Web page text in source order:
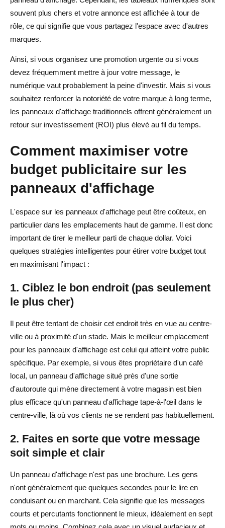
souvent plus chers et votre annonce est affichée à tour de
rôle, ce qui signifie que vous partagez l'espace avec d'autres
marques.
Ainsi, si vous organisez une promotion urgente ou si vous
devez fréquemment mettre à jour votre message, le
numérique vaut probablement la peine d'investir. Mais si vous
souhaitez renforcer la notoriété de votre marque à long terme,
les panneaux d'affichage traditionnels offrent généralement un
retour sur investissement (ROI) plus élevé au fil du temps.
Comment maximiser votre
budget publicitaire sur les
panneaux d'affichage
L'espace sur les panneaux d'affichage peut être coûteux, en
particulier dans les emplacements haut de gamme. Il est donc
important de tirer le meilleur parti de chaque dollar. Voici
quelques stratégies intelligentes pour étirer votre budget tout
en maximisant l'impact :
1. Ciblez le bon endroit (pas seulement
le plus cher)
Il peut être tentant de choisir cet endroit très en vue au centre-
ville ou à proximité d'un stade. Mais le meilleur emplacement
pour les panneaux d'affichage est celui qui atteint votre public
spécifique. Par exemple, si vous êtes propriétaire d'un café
local, un panneau d'affichage situé près d'une sortie
d'autoroute qui mène directement à votre magasin est bien
plus efficace qu'un panneau d'affichage tape-à-l'œil dans le
centre-ville, là où vos clients ne se rendent pas habituellement.
2. Faites en sorte que votre message
soit simple et clair
Un panneau d'affichage n'est pas une brochure. Les gens
n'ont généralement que quelques secondes pour le lire en
conduisant ou en marchant. Cela signifie que les messages
courts et percutants fonctionnent le mieux, idéalement en sept